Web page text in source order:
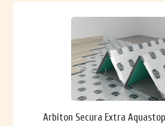
Arbiton Secura Extra